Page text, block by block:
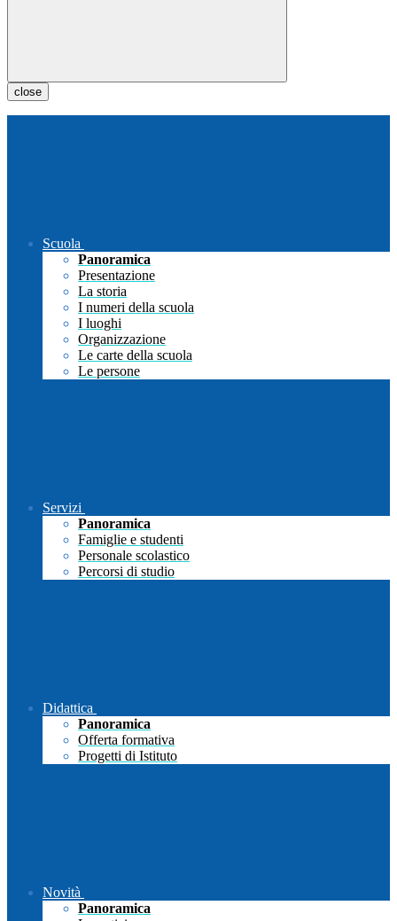
close
Scuola
Panoramica
Presentazione
La storia
I numeri della scuola
I luoghi
Organizzazione
Le carte della scuola
Le persone
Servizi
Panoramica
Famiglie e studenti
Personale scolastico
Percorsi di studio
Didattica
Panoramica
Offerta formativa
Progetti di Istituto
Novità
Panoramica